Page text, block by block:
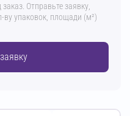
Отправьте заявку,
ву упаковок, площади (м²)